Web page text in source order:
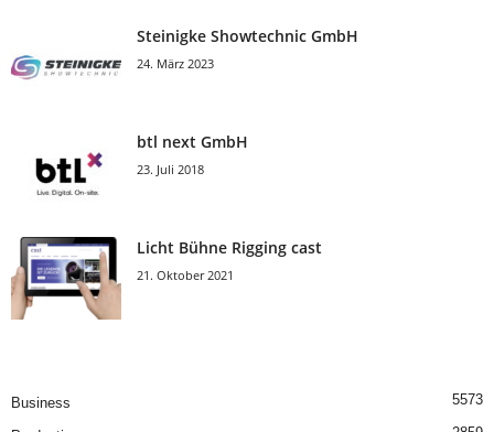
Steinigke Showtechnic GmbH
24. März 2023
btl next GmbH
23. Juli 2018
Licht Bühne Rigging cast
21. Oktober 2021
Business 5573